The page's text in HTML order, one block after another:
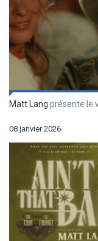
Matt Lang présente le
08 janvier 2026